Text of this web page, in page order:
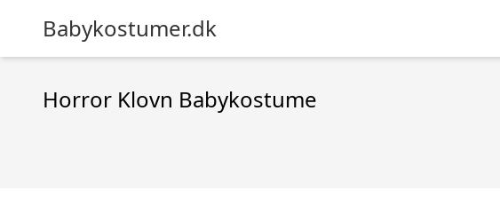
Babykostumer.dk
Horror Klovn Babykostume